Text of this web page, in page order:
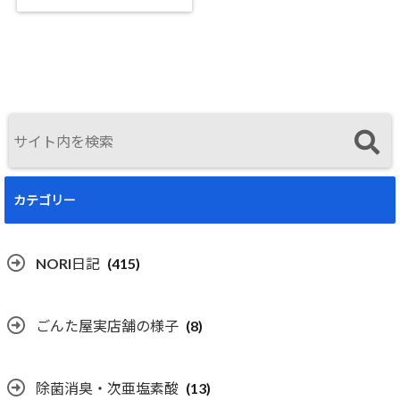
カテゴリー
NORI日記 (415)
ごんた屋実店舗の様子 (8)
除菌消臭・次亜塩素酸 (13)